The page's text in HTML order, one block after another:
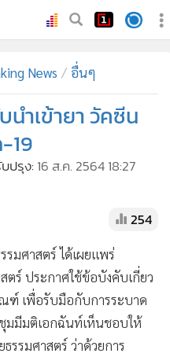
News อื่นๆ
ำเข้ายา วัคซีน
19
ปรุง: 16 ส.ค. 2564 18:27
254
มศาสตร์ ได้เผยแพร่
ตร์ ประกาศใช้ข้อบังคับเกี่ยว
ฑ์ เพื่อรับมือกับการระบาด
ชุมมีมติเอกฉันท์เห็นชอบให้
รรมศาสตร์ ว่าด้วยการ